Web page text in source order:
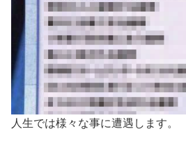
人生では様々な事に遭遇します。